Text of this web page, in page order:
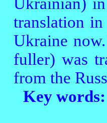
translation
Ukraine
fuller) was
from the
Key words: